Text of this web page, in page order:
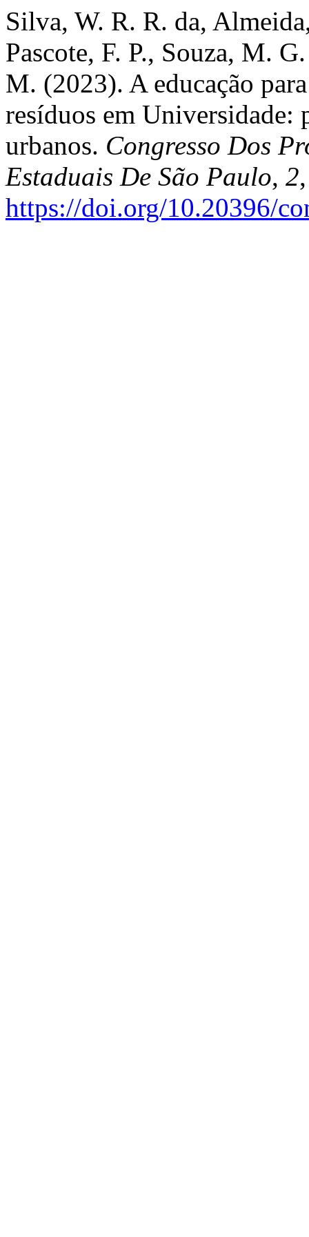
Silva, W. R. R. da,
Pascote, F. P., Souza, M.
M. (2023). A educação
resíduos em Universidade:
urbanos. Congresso Dos
Estaduais De São Paulo, 2
https://doi.org/10.20396/